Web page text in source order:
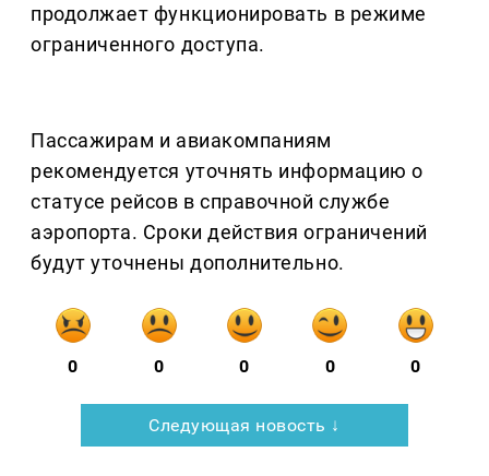
продолжает функционировать в режиме
ограниченного доступа.
Пассажирам и авиакомпаниям
рекомендуется уточнять информацию о
статусе рейсов в справочной службе
аэропорта. Сроки действия ограничений
будут уточнены дополнительно.
0 0 0 0 0
Следующая новость ↓